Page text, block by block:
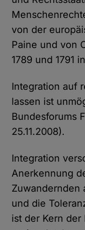
von der
Paine und von
1789 und 1791
Integration auf
lassen ist
Bundesforums
25.11.2008).
Integration
Anerkennung
Zuwandernden
und die
ist der Kern